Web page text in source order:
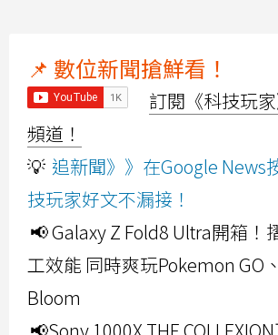
📌 數位新聞搶鮮看！
訂閱《科技玩
頻道！
💡 追新聞》》在Google News
技玩家好文不漏接！
📢 Galaxy Z Fold8 Ultra開箱！
工效能 同時爽玩Pokemon GO
Bloom